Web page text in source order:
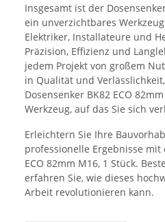
Insgesamt ist der
ein unverzichtbares
Elektriker, Installateure und
Präzision, Effizienz und
jedem Projekt von großem
in Qualität und
Dosensenker BK82 ECO
Werkzeug, auf das Sie sich
Erleichtern Sie Ihre
professionelle Ergebnisse mit
ECO 82mm M16, 1 Stück.
erfahren Sie, wie dieses
Arbeit revolutionieren kann.